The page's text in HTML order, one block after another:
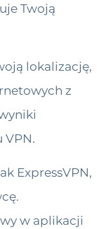
Twoją
lokalizację,
z
VPN.
ExpressVPN,
w aplikacji